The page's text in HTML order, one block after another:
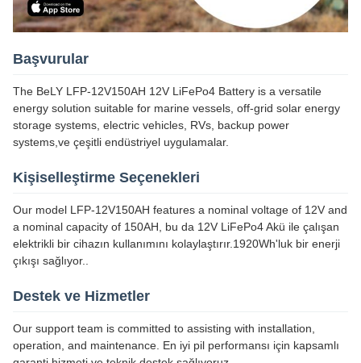
Başvurular
The BeLY LFP-12V150AH 12V LiFePo4 Battery is a versatile
energy solution suitable for marine vessels, off-grid solar energy
storage systems, electric vehicles, RVs, backup power
systems,ve çeşitli endüstriyel uygulamalar.
Kişiselleştirme Seçenekleri
Our model LFP-12V150AH features a nominal voltage of 12V and
a nominal capacity of 150AH, bu da 12V LiFePo4 Akü ile çalışan
elektrikli bir cihazın kullanımını kolaylaştırır.1920Wh'luk bir enerji
çıkışı sağlıyor..
Destek ve Hizmetler
Our support team is committed to assisting with installation,
operation, and maintenance. En iyi pil performansı için kapsamlı